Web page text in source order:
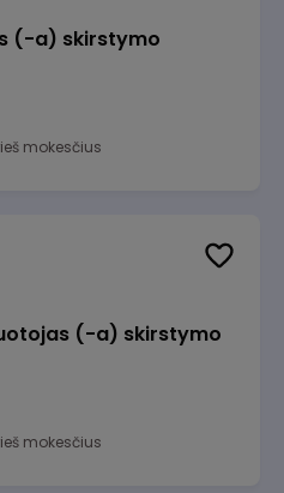
(-a) skirstymo
mokesčius
(-a) skirstymo
mokesčius